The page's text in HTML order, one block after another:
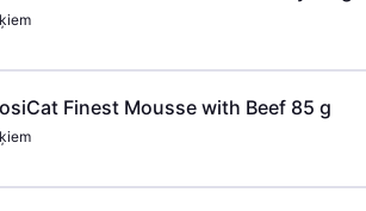
Finest Mousse with Beef 85 g